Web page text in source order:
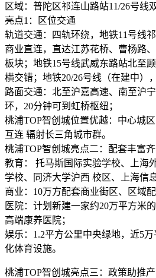
区域：普陀区祁连山路站11/26号线
亮点1：区位交通
轨道交通：四轨环绕，地铁11号线
商业直连，直达江苏花桥、曹杨路
板块；地铁15号线武威东路站北至
横交错；地铁20/26号线（在建中）
路面交通：北至沪嘉高速、南至沪
环，20分钟可到虹桥枢纽；
桃浦TOP智创城位置优越：中心城
互连 辐射长三角城市群。
桃浦TOP智创城亮点二：配套丰富
教育： 托马斯国际实验学校、上海
学校、同济大学沪西 校区、上海信
商业：10万方配套商业街区、区域
医院：计划新建一家约20万平方米
高端康养医院；
娱乐：1.2平方公里中央绿地，近5
化体育设施。
桃浦TOP智创城亮点三：政策助推